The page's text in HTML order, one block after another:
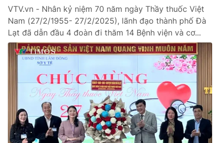
VTV.vn - Nhân kỷ niệm 70 năm ngày Thầy thuốc Việt
Nam (27/2/1955- 27/2/2025), lãnh đạo thành phố Đà
Lạt đã dẫn đầu 4 đoàn đi thăm 14 Bệnh viện và cơ...